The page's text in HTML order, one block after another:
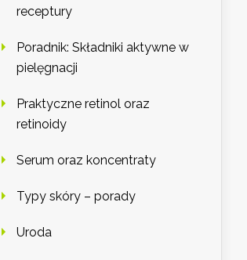
receptury
Poradnik: Składniki aktywne w
pielęgnacji
Praktyczne retinol oraz
retinoidy
Serum oraz koncentraty
Typy skóry – porady
Uroda